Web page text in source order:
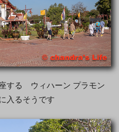
る ウィハーン プラモン
入るそうです